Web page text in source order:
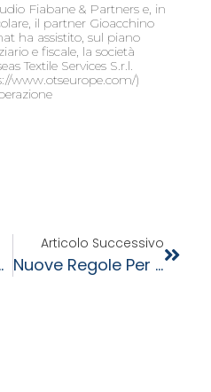
Fiabane & Partners e, in
il partner Gioacchino
ha assistito, sul piano
e fiscale, la società
Textile Services S.r.l.
www.otseurope.com/)
Quater
Articolo Successivo
Nuove Regole Per Le Transazioni Intra-UE “Ex Works”